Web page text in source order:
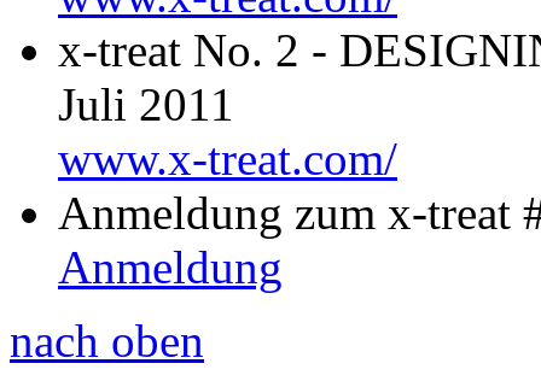
x-treat No. 2 -
Juli 2011
www.x-treat.com/
Anmeldung zum x-treat
Anmeldung
nach oben